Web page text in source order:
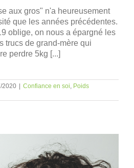
aux gros" n'a heureusement
que les années précédentes.
oblige, on nous a épargné les
trucs de grand-mère qui
perdre 5kg [...]
2020 Confiance en soi, Poids